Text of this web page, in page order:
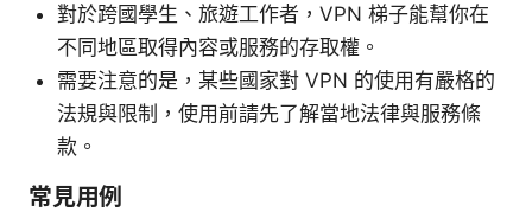
對於跨國學生、旅遊工作者，VPN 梯子能幫你在
不同地區取得內容或服務的存取權。
需要注意的是，某些國家對 VPN 的使用有嚴格的
法規與限制，使用前請先了解當地法律與服務條
款。
常見用例